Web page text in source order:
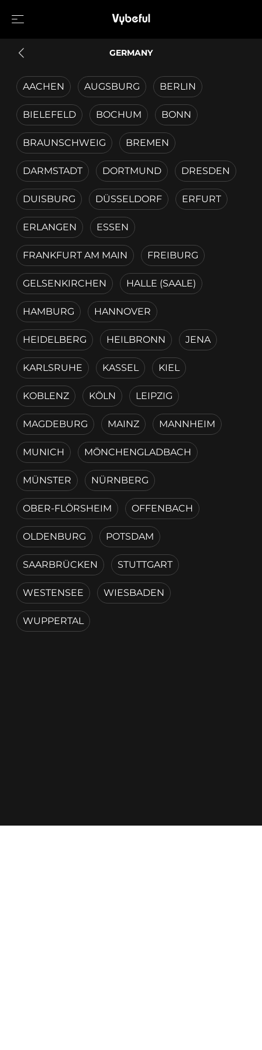
GERMANY
AACHEN AUGSBURG BERLIN
BIELEFELD BOCHUM BONN
BRAUNSCHWEIG BREMEN
DARMSTADT DORTMUND DRESDEN
DUISBURG DÜSSELDORF ERFURT
ERLANGEN ESSEN
FRANKFURT AM MAIN FREIBURG
GELSENKIRCHEN HALLE (SAALE)
HAMBURG HANNOVER
HEIDELBERG HEILBRONN JENA
KARLSRUHE KASSEL KIEL
KOBLENZ KÖLN LEIPZIG
MAGDEBURG MAINZ MANNHEIM
MUNICH MÖNCHENGLADBACH
MÜNSTER NÜRNBERG
OBER-FLÖRSHEIM OFFENBACH
OLDENBURG POTSDAM
SAARBRÜCKEN STUTTGART
WESTENSEE WIESBADEN
WUPPERTAL